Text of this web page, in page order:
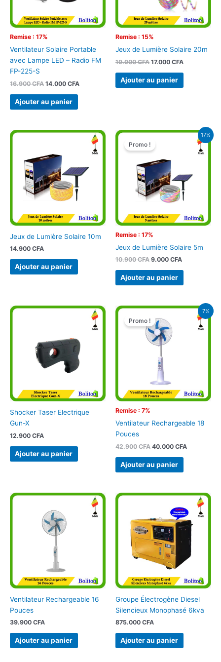
Remise : 17%
Ventilateur Solaire Portable
avec Lampe LED – Radio FM
FP-225-S
16.900CFA 14.000 CFA
Ajouter au panier
Remise : 15%
Jeux de Lumière Solaire 20m
19.900CFA 17.000 CFA
Ajouter au panier
Jeux de Lumière Solaire 10m
14.900 CFA
Ajouter au panier
17%
Remise : 17%
Promo !
Jeux de Lumière Solaire 5m
10.900CFA
Le
initial
10.900 CFA.
9.000 CFA
Le
actuel
Ajouter au panier
Shocker Taser Electrique
Gun-X
12.900 CFA
Ajouter au panier
7%
Remise : 7%
Promo !
Ventilateur Rechargeable 18
Pouces
42.900CFA
Le
prix
initial
était :
42.900 CFA.
40.000 CFA
Le
prix
actuel
est :
Ajouter au panier
Ventilateur Rechargeable 16
Pouces
39.900 CFA
Ajouter au panier
Groupe Électrogène Diesel
Silencieux Monophasé 6kva
875.000 CFA
Ajouter au panier